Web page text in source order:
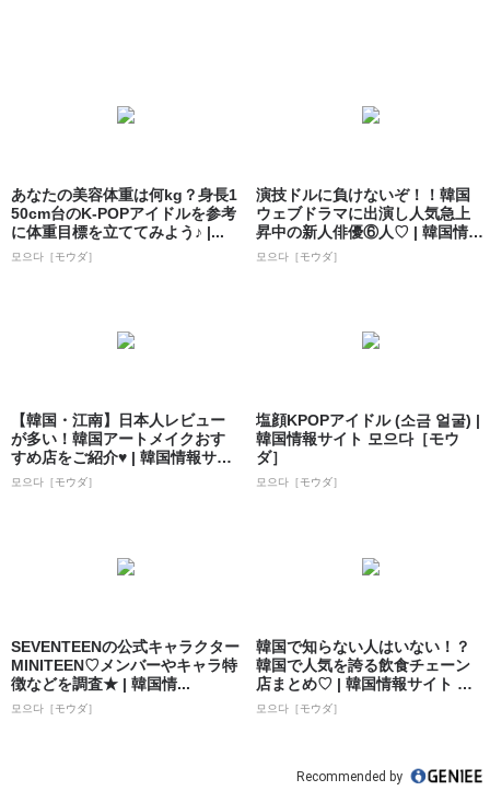
あなたの美容体重は何kg？身長1
50cm台のK-POPアイドルを参考
に体重目標を立ててみよう♪ |...
모으다［モウダ］
演技ドルに負けないぞ！！韓国
ウェブドラマに出演し人気急上
昇中の新人俳優⑥人♡ | 韓国情報
サイト ...
모으다［モウダ］
【韓国・江南】日本人レビュー
が多い！韓国アートメイクおす
すめ店をご紹介♥ | 韓国情報サイ
ト 모으...
모으다［モウダ］
塩顔KPOPアイドル (소금 얼굴) |
韓国情報サイト 모으다［モウ
ダ］
모으다［モウダ］
SEVENTEENの公式キャラクター
MINITEEN♡メンバーやキャラ特
徴などを調査★ | 韓国情...
모으다［モウダ］
韓国で知らない人はいない！？
韓国で人気を誇る飲食チェーン
店まとめ♡ | 韓国情報サイト 모
으다［モ...
모으다［モウダ］
Recommended by